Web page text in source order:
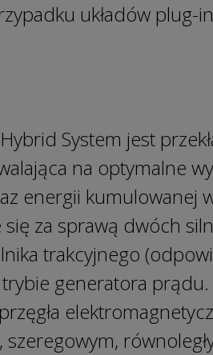
układów plug-
System jest
na optymalne
energii kumulowanej
za sprawą dwóch
trakcyjnego
generatora